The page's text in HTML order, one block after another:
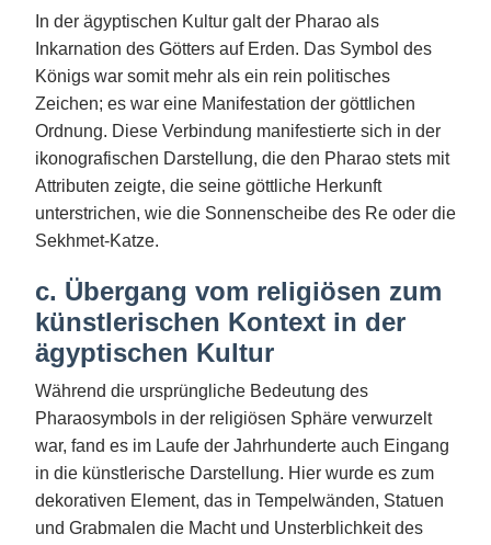
In der ägyptischen Kultur galt der Pharao als
Inkarnation des Götters auf Erden. Das Symbol des
Königs war somit mehr als ein rein politisches
Zeichen; es war eine Manifestation der göttlichen
Ordnung. Diese Verbindung manifestierte sich in der
ikonografischen Darstellung, die den Pharao stets mit
Attributen zeigte, die seine göttliche Herkunft
unterstrichen, wie die Sonnenscheibe des Re oder die
Sekhmet-Katze.
c. Übergang vom religiösen zum
künstlerischen Kontext in der
ägyptischen Kultur
Während die ursprüngliche Bedeutung des
Pharaosymbols in der religiösen Sphäre verwurzelt
war, fand es im Laufe der Jahrhunderte auch Eingang
in die künstlerische Darstellung. Hier wurde es zum
dekorativen Element, das in Tempelwänden, Statuen
und Grabmalen die Macht und Unsterblichkeit des